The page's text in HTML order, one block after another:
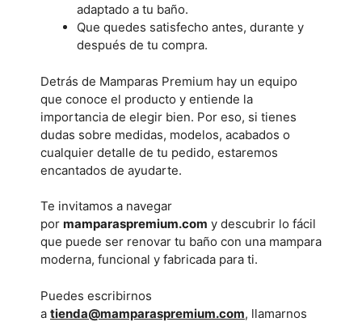
adaptado a tu baño.
Que quedes satisfecho antes, durante y
después de tu compra.
Detrás de Mamparas Premium hay un equipo
que conoce el producto y entiende la
importancia de elegir bien. Por eso, si tienes
dudas sobre medidas, modelos, acabados o
cualquier detalle de tu pedido, estaremos
encantados de ayudarte.
Te invitamos a navegar
por mamparaspremium.com y descubrir lo fácil
que puede ser renovar tu baño con una mampara
moderna, funcional y fabricada para ti.
Puedes escribirnos
a tienda@mamparaspremium.com, llamarnos